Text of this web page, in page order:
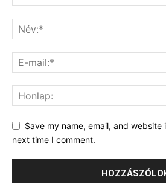
Save my name, email, and
next time I comment.